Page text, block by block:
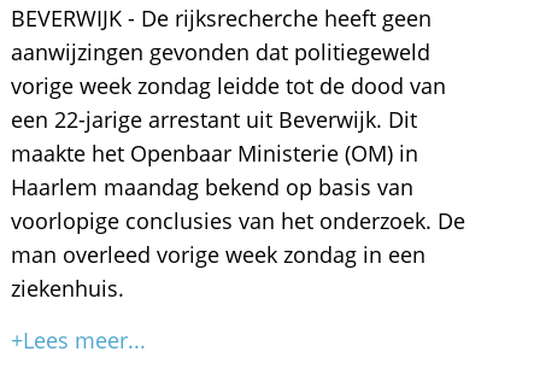
BEVERWIJK - De rijksrecherche heeft geen
aanwijzingen gevonden dat politiegeweld
vorige week zondag leidde tot de dood van
een 22-jarige arrestant uit Beverwijk. Dit
maakte het Openbaar Ministerie (OM) in
Haarlem maandag bekend op basis van
voorlopige conclusies van het onderzoek. De
man overleed vorige week zondag in een
ziekenhuis.
+Lees meer...